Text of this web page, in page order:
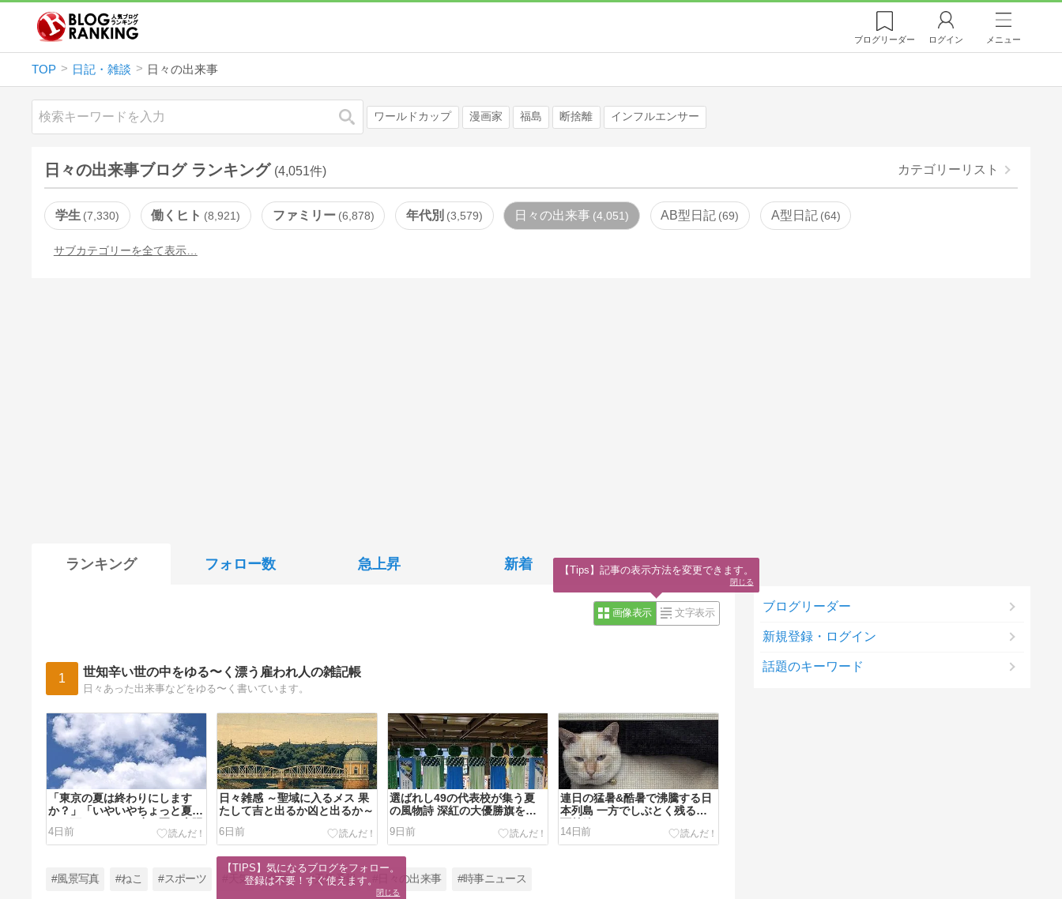
ブログリーダー ログイン メニュー
TOP 日記・雑談 日々の出来事
検索 ワールドカップ 漫画家 福島 断捨離 インフルエンサー
日々の出来事ブログ ランキング (4,051件) カテゴリーリスト
学生 7,330 働くヒト 8,921 ファミリー 6,878 年代別 3,579 日々の出来事 4,051 AB型日記 69 A型日記 64
サブカテゴリーを全て表示…
ランキング フォロー数 急上昇 新着
画像表示 文字表示
1 世知辛い世の中をゆる〜く漂う雇われ人の雑記帳
日々あった出来事などをゆる〜く書いています。
「東京の夏は終わりにします
か？」「いやいやちょっと夏休
みを下さいよ」と呟く夏の太陽
4日前
日々雑感 ～聖域に入るメス 果
たして吉と出るか凶と出るか～
6日前
選ばれし49の代表校が集う夏
の風物詩 深紅の大優勝旗を手
にするのはどこか？
9日前
連日の猛暑&酷暑で沸騰する日
本列島 一方でしぶとく残る梅
雨前線
14日前
#風景写真 #ねこ #スポーツ #天気 #写真 #天気予報 #日々の出来事 #時事ニュース
ブログリーダー
新規登録・ログイン
話題のキーワード
【TIPS】気になるブログをフォロー。
登録は不要！すぐ使えます。
閉じる
【Tips】記事の表示方法を変更できます。
閉じる